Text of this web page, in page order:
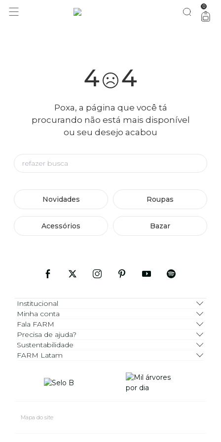
você merece 30% OFF pra comemorar com a gente aproveita! 0
4 4
Poxa, a página que você tá
procurando não está mais disponível
ou seu desejo acabou
Novidades Roupas
Acessórios Bazar
Institucional
Minha conta
Fala FARM
Precisa de ajuda?
Sustentabilidade
FARM Latam
Mapa do site